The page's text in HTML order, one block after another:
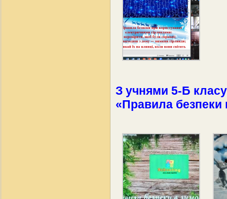
З учнями 5-Б
«Правила безпеки